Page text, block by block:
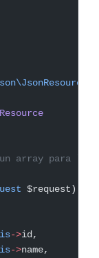
array para la
$request)
->id,
->name,